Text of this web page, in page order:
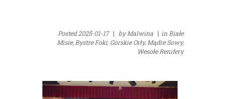
Posted2025-01-17 | byMalwina | in Białe
Misie, Bystre Foki, Górskie Orły, Mądre Sowy,
Wesołe Renifery